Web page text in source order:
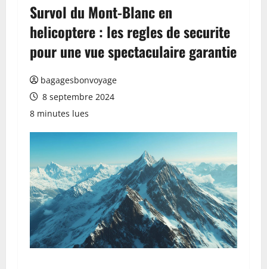
Survol du Mont-Blanc en
helicoptere : les regles de securite
pour une vue spectaculaire garantie
bagagesbonvoyage
8 septembre 2024
8 minutes lues